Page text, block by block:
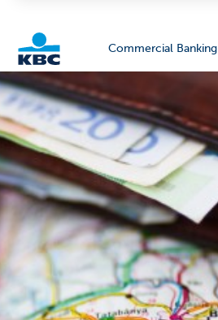
KBC
Corporate
Commercial Banking